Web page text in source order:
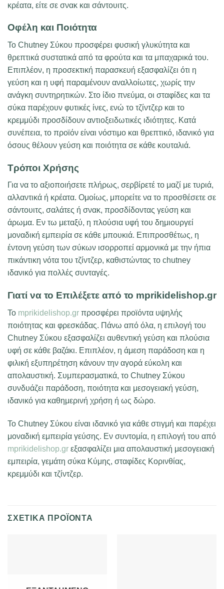
κρέατα, είτε σε σνακ και σάντουιτς.
Οφέλη και Ποιότητα
Το Chutney Σύκου προσφέρει φυσική γλυκύτητα και
θρεπτικά συστατικά από τα φρούτα και τα μπαχαρικά του.
Επιπλέον, η προσεκτική παρασκευή εξασφαλίζει ότι η
γεύση και η υφή παραμένουν αναλλοίωτες, χωρίς την
ανάγκη συντηρητικών. Στο ίδιο πνεύμα, οι σταφίδες και τα
σύκα παρέχουν φυτικές ίνες, ενώ το τζίντζερ και το
κρεμμύδι προσδίδουν αντιοξειδωτικές ιδιότητες. Κατά
συνέπεια, το προϊόν είναι νόστιμο και θρεπτικό, ιδανικό για
όσους θέλουν γεύση και ποιότητα σε κάθε κουταλιά.
Τρόποι Χρήσης
Για να το αξιοποιήσετε πλήρως, σερβίρετέ το μαζί με τυριά,
αλλαντικά ή κρέατα. Ομοίως, μπορείτε να το προσθέσετε σε
σάντουιτς, σαλάτες ή σνακ, προσδίδοντας γεύση και
άρωμα. Εν τω μεταξύ, η πλούσια υφή του δημιουργεί
μοναδική εμπειρία σε κάθε μπουκιά. Επιπροσθέτως, η
έντονη γεύση των σύκων ισορροπεί αρμονικά με την ήπια
πικάντικη νότα του τζίντζερ, καθιστώντας το chutney
ιδανικό για πολλές συνταγές.
Γιατί να το Επιλέξετε από το mprikidelishop.gr
Το mprikidelishop.gr προσφέρει προϊόντα υψηλής
ποιότητας και φρεσκάδας. Πάνω από όλα, η επιλογή του
Chutney Σύκου εξασφαλίζει αυθεντική γεύση και πλούσια
υφή σε κάθε βαζάκι. Επιπλέον, η άμεση παράδοση και η
φιλική εξυπηρέτηση κάνουν την αγορά εύκολη και
απολαυστική. Συμπερασματικά, το Chutney Σύκου
συνδυάζει παράδοση, ποιότητα και μεσογειακή γεύση,
ιδανικό για καθημερινή χρήση ή ως δώρο.
Το Chutney Σύκου είναι ιδανικό για κάθε στιγμή και παρέχει
μοναδική εμπειρία γεύσης. Εν συντομία, η επιλογή του από
mprikidelishop.gr εξασφαλίζει μια απολαυστική μεσογειακή
εμπειρία, γεμάτη σύκα Κύμης, σταφίδες Κορινθίας,
κρεμμύδι και τζίντζερ.
ΣΧΕΤΙΚΆ ΠΡΟΪΌΝΤΑ